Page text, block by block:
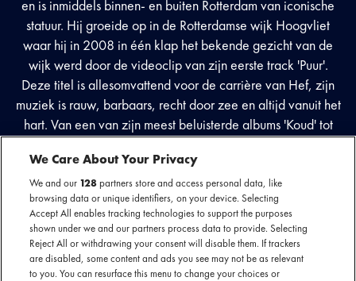
en is inmiddels binnen- en buiten Rotterdam van iconische
statuur. Hij groeide op in de Rotterdamse wijk Hoogvliet
waar hij in 2008 in één klap het bekende gezicht van de
wijk werd door de videoclip van zijn eerste track 'Puur'.
Deze titel is allesomvattend voor de carrière van Hef, zijn
muziek is rauw, barbaars, recht door zee en altijd vanuit het
hart. Van een van zijn meest beluisterde albums 'Koud' tot
zijn meest recente album 'Hefvermogen 2', allemaal zijn de
albums zonder twijfel gebracht vanuit zijn unieke rapstijl.
Naast rapsensatie staat Hef onder andere bekend als host
van de veel beluisterde Rookworst Podcast.
Facebook event
We Care About Your Privacy
We and our 128partners store and access personal data, like
browsing data or unique identifiers, on your device. Selecting
Accept All enables tracking technologies to support the purposes
shown under we and our partners process data to provide. Selecting
Reject All or withdrawing your consent will disable them. If trackers
are disabled, some content and ads you see may not be as relevant
to you. You can resurface this menu to change your choices or